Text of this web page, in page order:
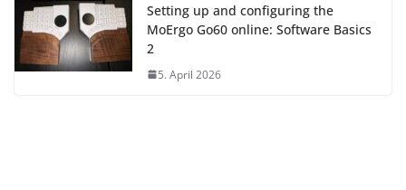
Setting up and configuring the
MoErgo Go60 online: Software Basics
2
5. April 2026